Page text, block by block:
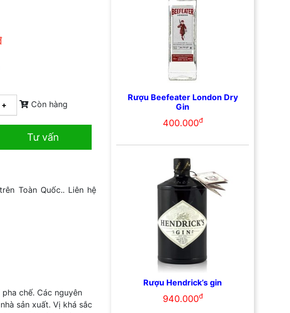
+ Còn hàng
Tư vấn
trên Toàn Quốc.. Liên hệ
chế. Các nguyên
sản xuất. Vị khá sắc
Rượu Beefeater London Dry
Gin
400.000đ
Rượu Hendrick’s gin
940.000đ